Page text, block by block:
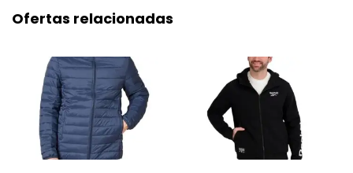
Ofertas relacionadas